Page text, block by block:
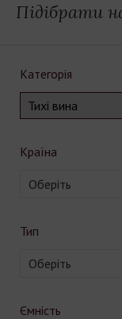
Підібрати
Категорія
Країна
Оберіть
Тип
Оберіть
Ємність